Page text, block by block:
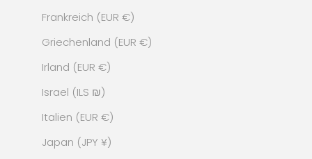
Frankreich (EUR €)
Griechenland (EUR €)
Irland (EUR €)
Israel (ILS ₪)
Italien (EUR €)
Japan (JPY ¥)